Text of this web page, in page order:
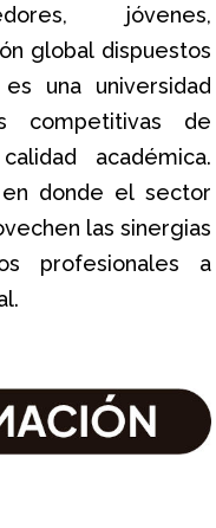
jóvenes,
global dispuestos
una universidad
competitivas de
académica.
donde el sector
las sinergias
profesionales a